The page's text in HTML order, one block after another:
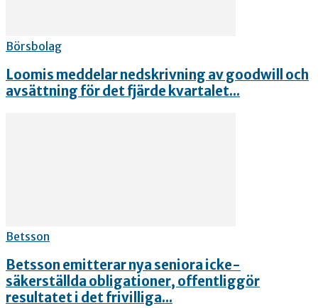
Börsbolag
Loomis meddelar nedskrivning av goodwill och
avsättning för det fjärde kvartalet...
Betsson
Betsson emitterar nya seniora icke-
säkerställda obligationer, offentliggör
resultatet i det frivilliga...